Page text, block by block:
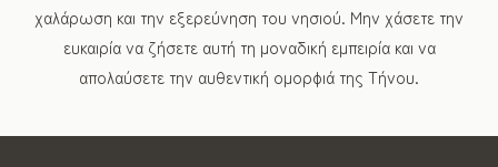
χαλάρωση και την εξερεύνηση του νησιού. Μην χάσετε την
ευκαιρία να ζήσετε αυτή τη μοναδική εμπειρία και να
απολαύσετε την αυθεντική ομορφιά της Τήνου.